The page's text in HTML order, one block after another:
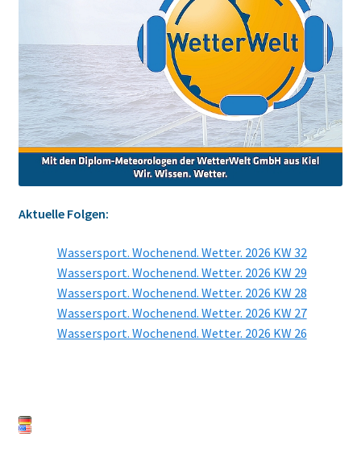
Aktuelle Folgen:
Wassersport. Wochenend. Wetter. 2026 KW 32
Wassersport. Wochenend. Wetter. 2026 KW 29
Wassersport. Wochenend. Wetter. 2026 KW 28
Wassersport. Wochenend. Wetter. 2026 KW 27
Wassersport. Wochenend. Wetter. 2026 KW 26